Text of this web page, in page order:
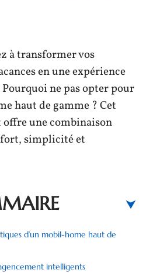
à transformer vos
en une expérience
ne pas opter pour
haut de gamme ? Cet
offre une combinaison
simplicité et
d’un mobil-home haut de
intelligents